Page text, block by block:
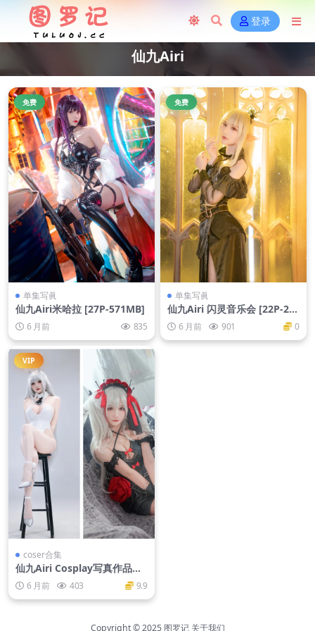
登录
仙九Airi
免费
单集写眞
仙九Airi米哈拉 [27P-571MB]
6 月前 835
免费
单集写眞
仙九Airi 闪灵音乐会 [22P-22
9MB]
6 月前 901 0
VIP
coser合集
仙九Airi Cosplay写真作品图
包合集
6 月前 403 9.9
Copyright © 2025 图罗记 关于我们